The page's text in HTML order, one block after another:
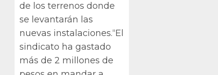
de los terrenos donde
se levantarán las
nuevas instalaciones.“El
sindicato ha gastado
más de 2 millones de